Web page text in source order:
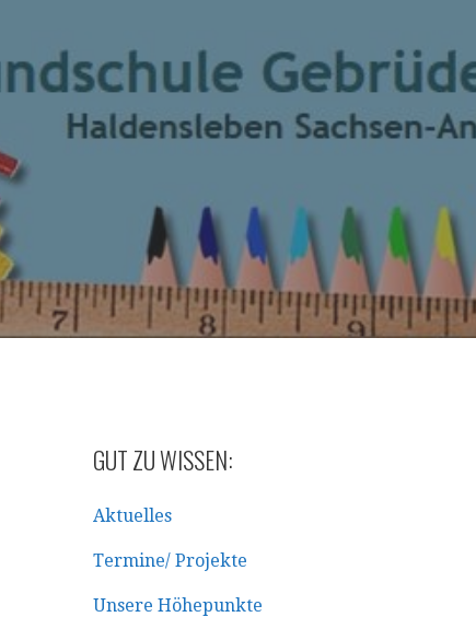
GUT ZU WISSEN:
Aktuelles
Termine/ Projekte
Unsere Höhepunkte